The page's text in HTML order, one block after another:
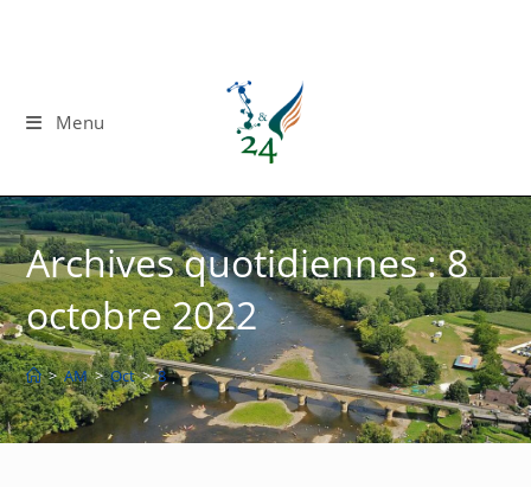
Menu
Archives quotidiennes : 8
octobre 2022
> AM > Oct > 8